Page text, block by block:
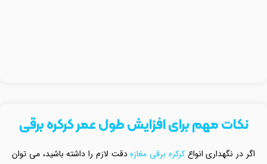
نکات مهم برای افزایش طول عمر کرکره برقی
اگر در نگهداری انواعکرکره برقی مغازهدقت لازم را داشته باشید، می توان